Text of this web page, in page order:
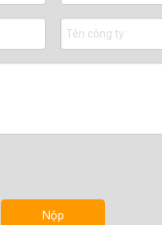
Nộp